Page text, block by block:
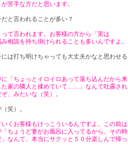
苦手な方だと思います。
と言われることが多い？
って言われます。お客様の方から「実は
相談を持ち掛けられることも多いんですよ。
は打ち明けちゃっても大丈夫かなと思わせる
「ちょっとイロイロあって落ち込んだから来
家の隣人と揉めていて……」なんて吐露され
、みたいな（笑）。
笑）。
くお客様もけっこういるんですよ。この前は
ちょうど妻がお風呂に入ってるから、その時
なんて、本当にサクッと５０分楽しんで帰っ